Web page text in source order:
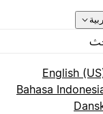
English
Bahasa